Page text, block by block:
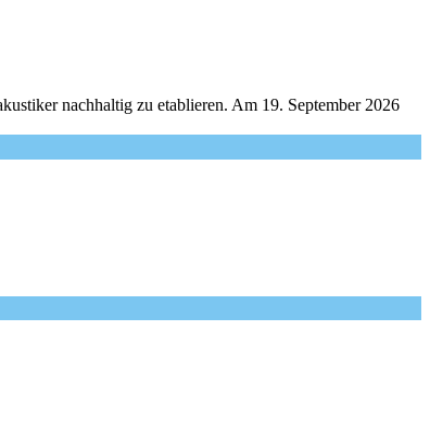
nachhaltig zu etablieren. Am 19. September 2026